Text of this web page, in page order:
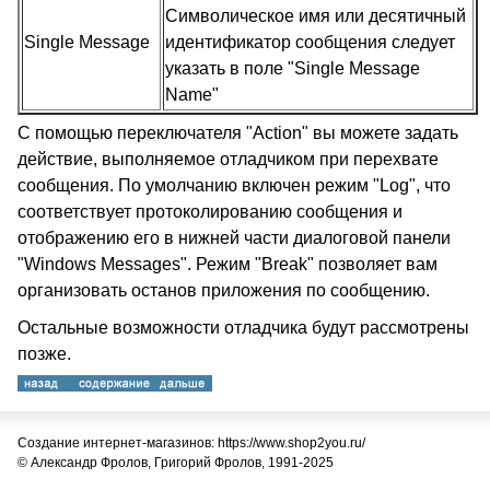
Single Message
Символическое имя или десятичный
идентификатор сообщения следует
указать в поле "Single Message
Name"
С помощью переключателя "Action" вы можете задать
действие, выполняемое отладчиком при перехвате
сообщения. По умолчанию включен режим "Log", что
соответствует протоколированию сообщения и
отображению его в нижней части диалоговой панели
"Windows Messages". Режим "Break" позволяет вам
организовать останов приложения по сообщению.
Остальные возможности отладчика будут рассмотрены
позже.
Создание интернет-магазинов: https://www.shop2you.ru/
© Александр Фролов, Григорий Фролов, 1991-2025